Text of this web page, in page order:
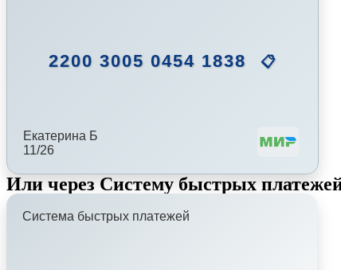
2200 3005 0454 1838 📋
Екатерина Б
11/26
Или через Систему быстрых
Система быстрых платежей